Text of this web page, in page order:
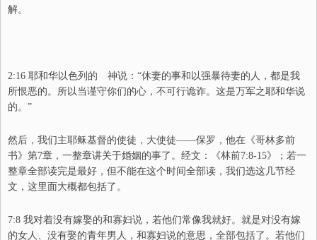
解。
2:16 耶和华以色列的 神说：“休妻的事和以强暴待妻的人，都是我
所恨恶的。所以当谨守你们的心，不可行诡诈。这是万军之耶和华说
的。”
然后，我们主耶稣基督的使徒，大使徒——保罗，他在《哥林多前
书》第7章，一整章讲关于婚姻的事了。经文：《林前7:8-15》；若一
整章全部读完是最好，但不能在这个时间全部读，我们选这几节经
文，这里面大概都包括了。
7:8 我对着没有嫁娶的和寡妇说，若他们常像我就好。 就是对没有嫁
的女人 、 没有娶的青年男人，和寡妇说的意思，全部包括了。 若他们